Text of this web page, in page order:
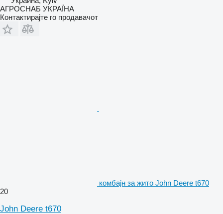
АГРОСНАБ УКРАЇНА
Контактирајте го продавачот
комбајн за жито John Deere t670
20
John Deere t670